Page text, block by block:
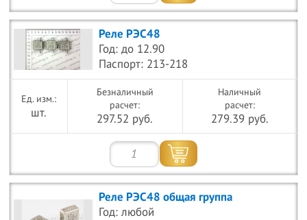
Реле РЭС48
Год: до 12.90
Паспорт: 213-218
шт.
Безналичный
расчет:
297.52 руб.
Наличный
расчет:
279.39 руб.
Реле РЭС48 общая группа
Год: любой